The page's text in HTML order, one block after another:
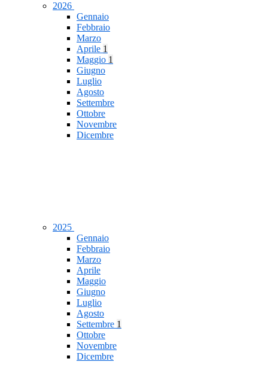
2026
Gennaio
Febbraio
Marzo
Aprile 1
Maggio 1
Giugno
Luglio
Agosto
Settembre
Ottobre
Novembre
Dicembre
2025
Gennaio
Febbraio
Marzo
Aprile
Maggio
Giugno
Luglio
Agosto
Settembre 1
Ottobre
Novembre
Dicembre